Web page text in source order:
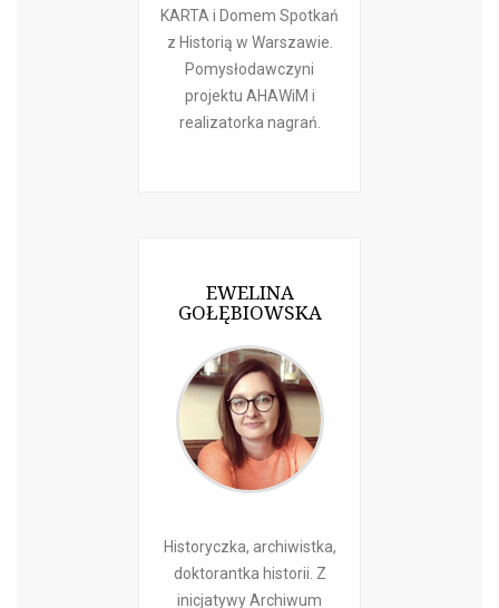
KARTA i Domem Spotkań
z Historią w Warszawie.
Pomysłodawczyni
projektu AHAWiM i
realizatorka nagrań.
EWELINA
GOŁĘBIOWSKA
Historyczka, archiwistka,
doktorantka historii. Z
inicjatywy Archiwum